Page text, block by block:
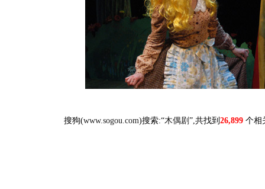
搜狗(www.sogou.com)搜索:“木偶剧 ”,共找到 26,899 个相